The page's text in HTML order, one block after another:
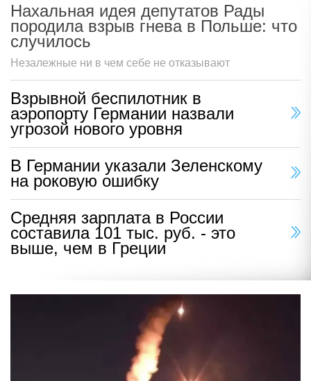
Нахальная идея депутатов Рады
породила взрыв гнева в Польше: что
случилось
Незалежные ни в чем себе не отказывают
Взрывной беспилотник в
аэропорту Германии назвали
угрозой нового уровня
В Германии указали Зеленскому
на роковую ошибку
Средняя зарплата в России
составила 101 тыс. руб. - это
выше, чем в Греции